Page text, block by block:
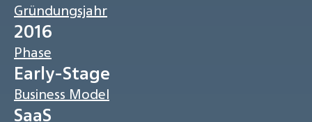
Gründungsjahr
2016
Phase
Early-Stage
Business Model
SaaS